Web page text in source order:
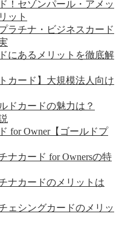
！セゾンパール・アメッ
ット
ラチナ・ビジネスカード
にあるメリットを徹底解
カード】大規模法人向け
ドカードの魅力は？
for Owner【ゴールドプ
ナカード for Ownersの特
ナカードのメリットは
ェシングカードのメリッ